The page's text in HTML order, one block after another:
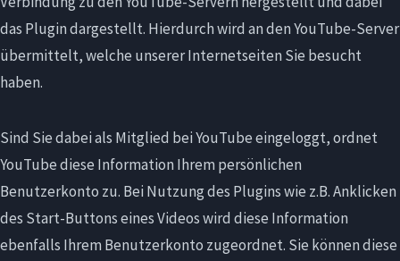
das Plugin dargestellt. Hierdurch wird an den YouTube-Server
übermittelt, welche unserer Internetseiten Sie besucht
haben.
Sind Sie dabei als Mitglied bei YouTube eingeloggt, ordnet
YouTube diese Information Ihrem persönlichen
Benutzerkonto zu. Bei Nutzung des Plugins wie z.B. Anklicken
des Start-Buttons eines Videos wird diese Information
ebenfalls Ihrem Benutzerkonto zugeordnet. Sie können diese